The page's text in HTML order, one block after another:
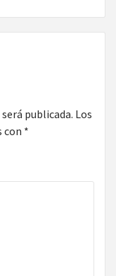
publicada. Los
con *